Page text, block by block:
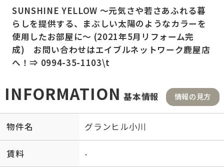
SUNSHINE YELLOW ～元気さや若さあふれる暮
らしを提供する、まぶしい太陽のようなカラーを
使用したお部屋に～ (2021年5月リフォーム完
成) お問い合わせはエイブルネットワーク鹿屋店
へ！⇒ 0994-35-1103\t
INFORMATION 基本情報 情報の見方
物件名 グランヒル小川
賃料 -